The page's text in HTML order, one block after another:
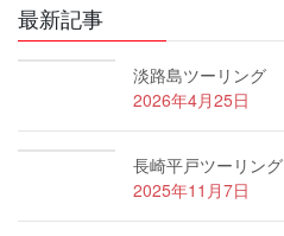
最新記事
淡路島ツーリング
2026年4月25日
長崎平戸ツーリング
2025年11月7日